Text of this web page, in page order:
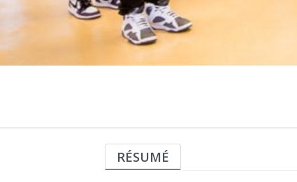
RÉSUMÉ